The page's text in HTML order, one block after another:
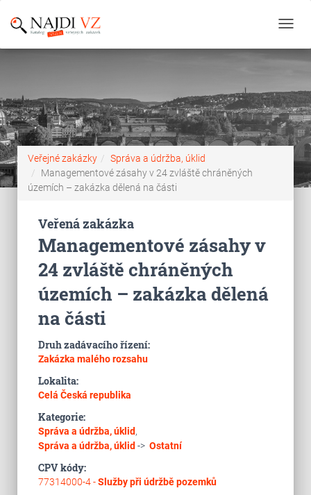
Veřejné zakázky
Správa a údržba, úklid
Managementové zásahy v 24 zvláště chráněných
územích – zakázka dělená na části
Veřená zakázka
Managementové zásahy v
24 zvláště chráněných
územích – zakázka dělená
na části
Druh zadávacího řízení:
Zakázka malého rozsahu
Lokalita:
Celá Česká republika
Kategorie:
Správa a údržba, úklid,
Správa a údržba, úklid -> Ostatní
CPV kódy:
77314000-4 -Služby při údržbě pozemků